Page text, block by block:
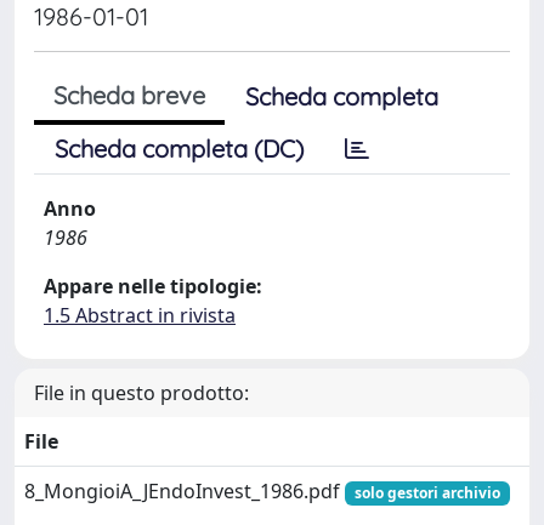
1986-01-01
Scheda breve
Scheda completa
Scheda completa (DC)
Anno
1986
Appare nelle tipologie:
1.5 Abstract in rivista
File in questo prodotto:
File
8_MongioiA_JEndoInvest_1986.pdf
solo gestori archivio